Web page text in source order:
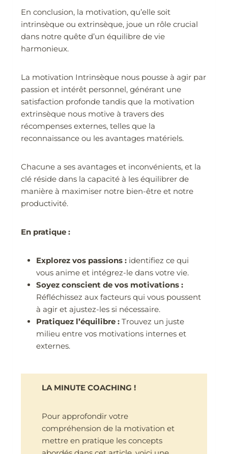
En conclusion, la motivation, qu’elle soit
intrinsèque ou extrinsèque, joue un rôle crucial
dans notre quête d’un équilibre de vie
harmonieux.
La motivation Intrinsèque nous pousse à agir par
passion et intérêt personnel, générant une
satisfaction profonde tandis que la motivation
extrinsèque nous motive à travers des
récompenses externes, telles que la
reconnaissance ou les avantages matériels.
Chacune a ses avantages et inconvénients, et la
clé réside dans la capacité à les équilibrer de
manière à maximiser notre bien-être et notre
productivité.
En pratique :
Explorez vos passions : identifiez ce qui
vous anime et intégrez-le dans votre vie.
Soyez conscient de vos motivations :
Réfléchissez aux facteurs qui vous poussent
à agir et ajustez-les si nécessaire.
Pratiquez l’équilibre :Trouvez un juste
milieu entre vos motivations internes et
externes.
LA MINUTE COACHING !
Pour approfondir votre
compréhension de la motivation et
mettre en pratique les concepts